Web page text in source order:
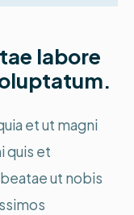
labore
et ut magni
quis et
ut nobis